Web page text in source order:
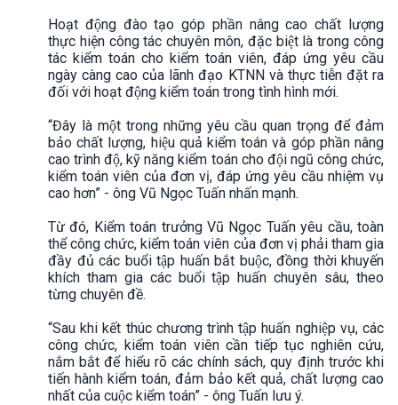
Hoạt động đào tạo góp phần nâng cao chất lượng
thực hiện công tác chuyên môn, đặc biệt là trong công
tác kiểm toán cho kiểm toán viên, đáp ứng yêu cầu
ngày càng cao của lãnh đạo KTNN và thực tiễn đặt ra
đối với hoạt động kiểm toán trong tình hình mới.
“Đây là một trong những yêu cầu quan trọng để đảm
bảo chất lượng, hiệu quả kiểm toán và góp phần nâng
cao trình độ, kỹ năng kiểm toán cho đội ngũ công chức,
kiểm toán viên của đơn vị, đáp ứng yêu cầu nhiệm vụ
cao hơn” - ông Vũ Ngọc Tuấn nhấn mạnh.
Từ đó, Kiểm toán trưởng Vũ Ngọc Tuấn yêu cầu, toàn
thể công chức, kiểm toán viên của đơn vị phải tham gia
đầy đủ các buổi tập huấn bắt buộc, đồng thời khuyến
khích tham gia các buổi tập huấn chuyên sâu, theo
từng chuyên đề.
“Sau khi kết thúc chương trình tập huấn nghiệp vụ, các
công chức, kiểm toán viên cần tiếp tục nghiên cứu,
nắm bắt để hiểu rõ các chính sách, quy định trước khi
tiến hành kiểm toán, đảm bảo kết quả, chất lượng cao
nhất của cuộc kiểm toán” - ông Tuấn lưu ý.